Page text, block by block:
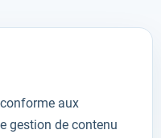
conforme aux
gestion de contenu